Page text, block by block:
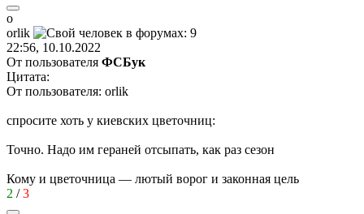
o
orlik
22:56, 10.10.2022
От пользователя ФСБук
Цитата:
От пользователя: orlik
спросите хоть у киевских цветочниц:
Точно. Надо им гераней отсыпать, как раз сезон
Кому и цветочница — лютый ворог и законная цель
2 /3